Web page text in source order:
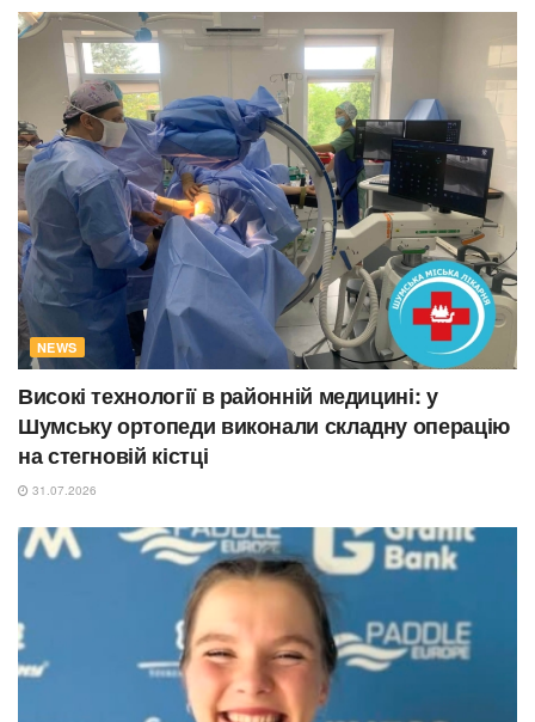
NEWS
Високі технології в районній медицині: у
Шумську ортопеди виконали складну операцію
на стегновій кістці
31.07.2026